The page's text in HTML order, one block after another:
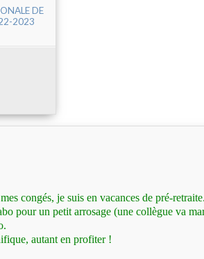
DE
2023
congés, je suis en vacances de pré-
pour un petit arrosage (une collègue va
autant en profiter !